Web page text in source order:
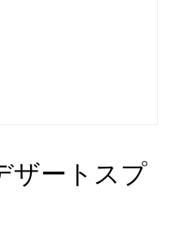
ザートスプ